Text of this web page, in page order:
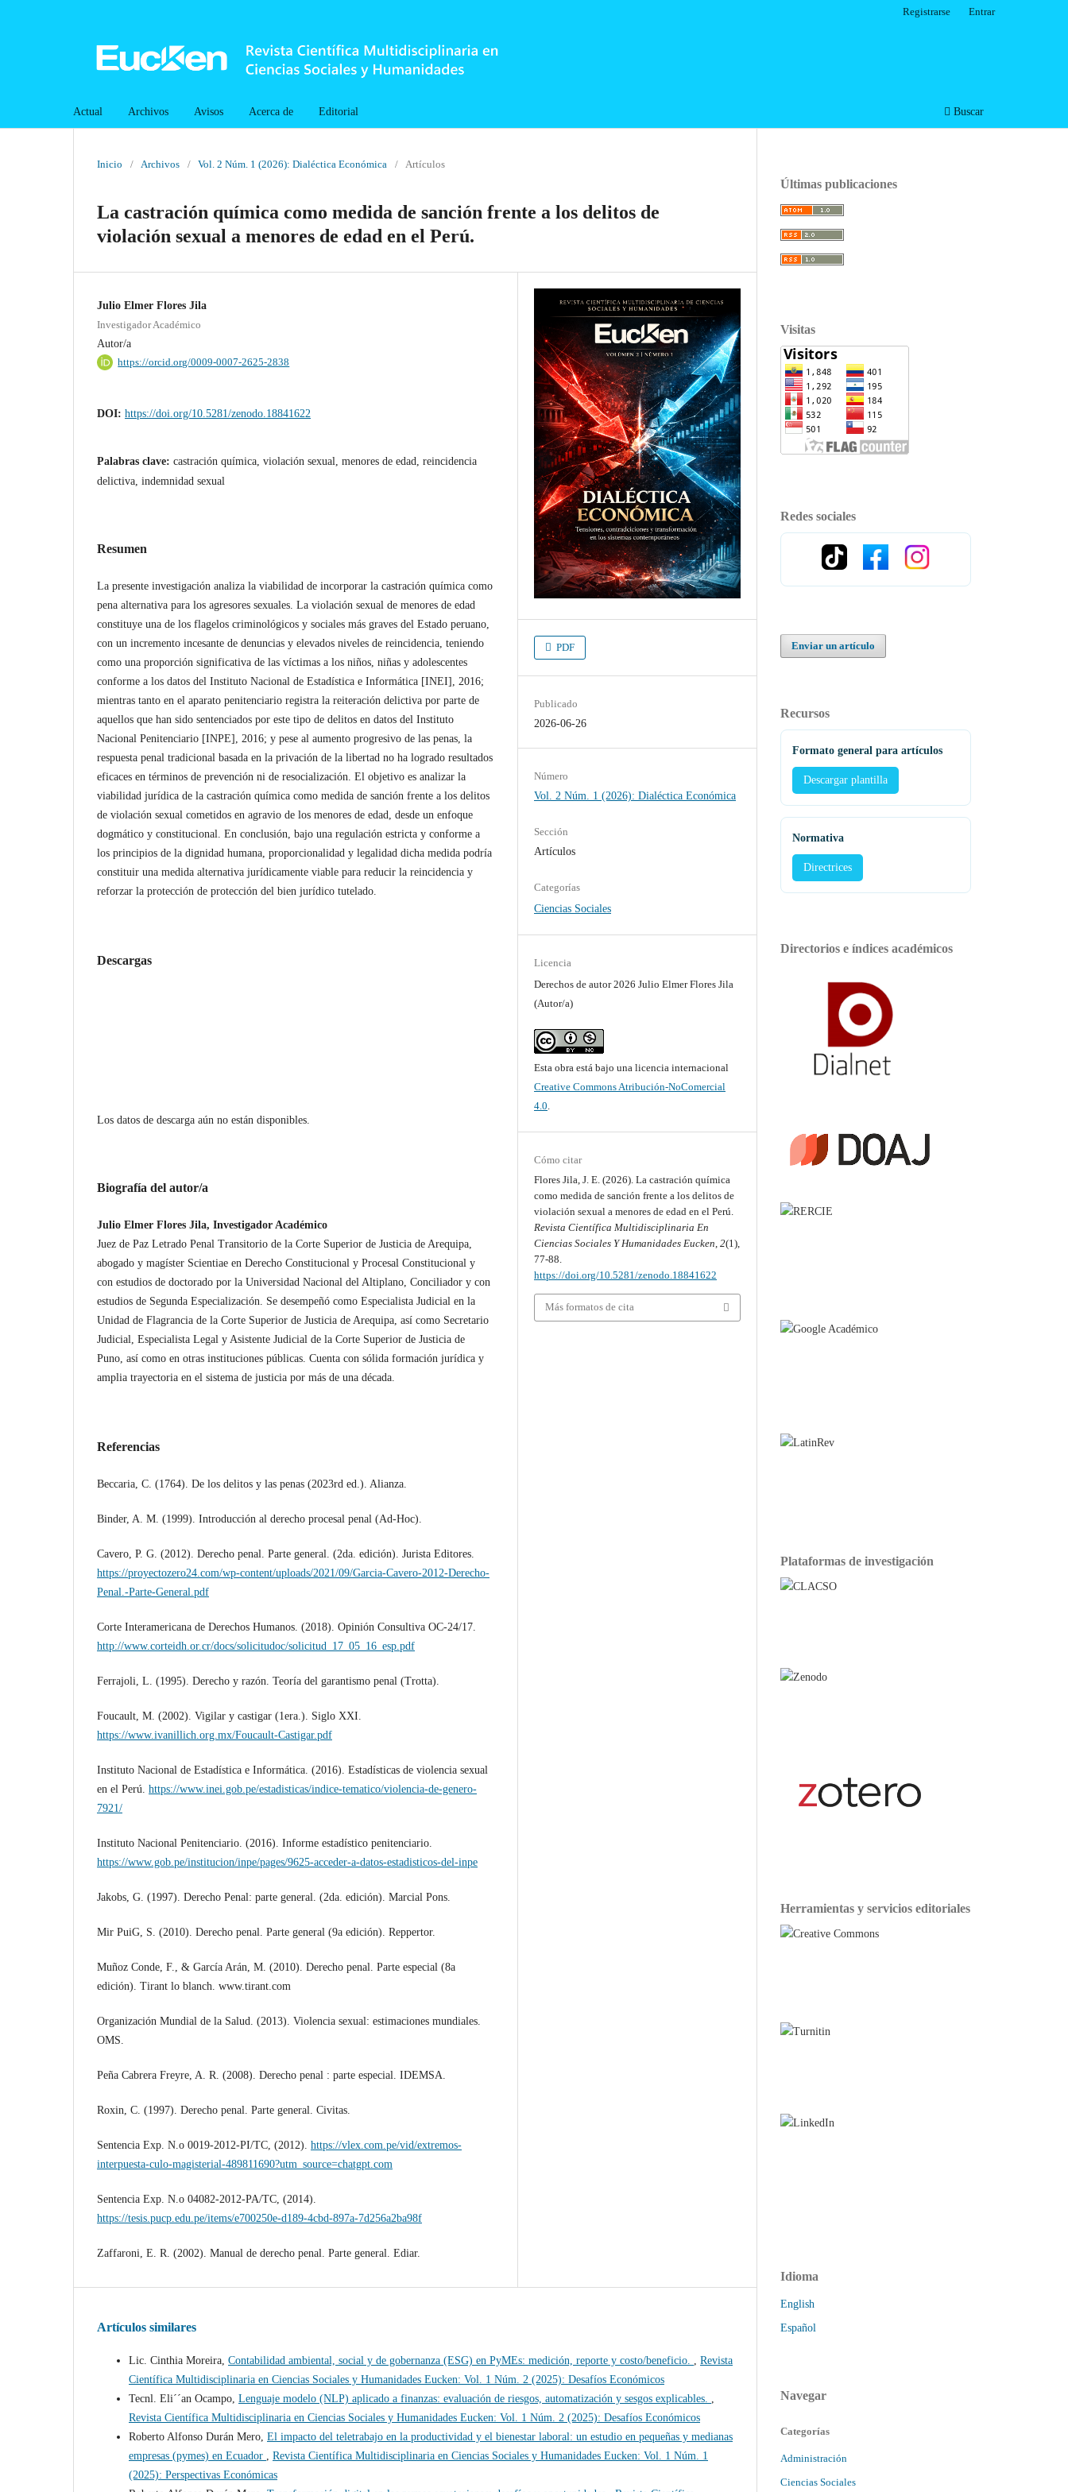
Actual Archivos Avisos Acerca de Editorial Buscar
Registrarse Entrar
Inicio / Archivos / Vol. 2 Núm. 1 (2026): Dialéctica Económica / Artículos
La castración química como medida de sanción frente a los delitos de
violación sexual a menores de edad en el Perú.
Julio Elmer Flores Jila
Investigador Académico
Autor/a
https://orcid.org/0009-0007-2625-2838
DOI: https://doi.org/10.5281/zenodo.18841622
Palabras clave: castración química, violación sexual, menores de edad, reincidencia
delictiva, indemnidad sexual
Resumen
La presente investigación analiza la viabilidad de incorporar la castración química como
pena alternativa para los agresores sexuales. La violación sexual de menores de edad
constituye una de los flagelos criminológicos y sociales más graves del Estado peruano,
con un incremento incesante de denuncias y elevados niveles de reincidencia, teniendo
como una proporción significativa de las víctimas a los niños, niñas y adolescentes
conforme a los datos del Instituto Nacional de Estadística e Informática [INEI], 2016;
mientras tanto en el aparato penitenciario registra la reiteración delictiva por parte de
aquellos que han sido sentenciados por este tipo de delitos en datos del Instituto
Nacional Penitenciario [INPE], 2016; y pese al aumento progresivo de las penas, la
respuesta penal tradicional basada en la privación de la libertad no ha logrado resultados
eficaces en términos de prevención ni de resocialización. El objetivo es analizar la
viabilidad jurídica de la castración química como medida de sanción frente a los delitos
de violación sexual cometidos en agravio de los menores de edad, desde un enfoque
dogmático y constitucional. En conclusión, bajo una regulación estricta y conforme a
los principios de la dignidad humana, proporcionalidad y legalidad dicha medida podría
constituir una medida alternativa jurídicamente viable para reducir la reincidencia y
reforzar la protección de protección del bien jurídico tutelado.
Descargas
Los datos de descarga aún no están disponibles.
Biografía del autor/a
Julio Elmer Flores Jila, Investigador Académico
Juez de Paz Letrado Penal Transitorio de la Corte Superior de Justicia de Arequipa,
abogado y magíster Scientiae en Derecho Constitucional y Procesal Constitucional y
con estudios de doctorado por la Universidad Nacional del Altiplano, Conciliador y con
estudios de Segunda Especialización. Se desempeñó como Especialista Judicial en la
Unidad de Flagrancia de la Corte Superior de Justicia de Arequipa, así como Secretario
Judicial, Especialista Legal y Asistente Judicial de la Corte Superior de Justicia de
Puno, así como en otras instituciones públicas. Cuenta con sólida formación jurídica y
amplia trayectoria en el sistema de justicia por más de una década.
Referencias
Beccaria, C. (1764). De los delitos y las penas (2023rd ed.). Alianza.
Binder, A. M. (1999). Introducción al derecho procesal penal (Ad-Hoc).
Cavero, P. G. (2012). Derecho penal. Parte general. (2da. edición). Jurista Editores.
https://proyectozero24.com/wp-content/uploads/2021/09/Garcia-Cavero-2012-Derecho-
Penal.-Parte-General.pdf
Corte Interamericana de Derechos Humanos. (2018). Opinión Consultiva OC-24/17.
http://www.corteidh.or.cr/docs/solicitudoc/solicitud_17_05_16_esp.pdf
Ferrajoli, L. (1995). Derecho y razón. Teoría del garantismo penal (Trotta).
Foucault, M. (2002). Vigilar y castigar (1era.). Siglo XXI.
https://www.ivanillich.org.mx/Foucault-Castigar.pdf
Instituto Nacional de Estadística e Informática. (2016). Estadísticas de violencia sexual
en el Perú. https://www.inei.gob.pe/estadisticas/indice-tematico/violencia-de-genero-
7921/
Instituto Nacional Penitenciario. (2016). Informe estadístico penitenciario.
https://www.gob.pe/institucion/inpe/pages/9625-acceder-a-datos-estadisticos-del-inpe
Jakobs, G. (1997). Derecho Penal: parte general. (2da. edición). Marcial Pons.
Mir PuiG, S. (2010). Derecho penal. Parte general (9a edición). Reppertor.
Muñoz Conde, F., & García Arán, M. (2010). Derecho penal. Parte especial (8a
edición). Tirant lo blanch. www.tirant.com
Organización Mundial de la Salud. (2013). Violencia sexual: estimaciones mundiales.
OMS.
Peña Cabrera Freyre, A. R. (2008). Derecho penal : parte especial. IDEMSA.
Roxin, C. (1997). Derecho penal. Parte general. Civitas.
Sentencia Exp. N.o 0019-2012-PI/TC, (2012). https://vlex.com.pe/vid/extremos-
interpuesta-culo-magisterial-489811690?utm_source=chatgpt.com
Sentencia Exp. N.o 04082-2012-PA/TC, (2014).
https://tesis.pucp.edu.pe/items/e700250e-d189-4cbd-897a-7d256a2ba98f
Zaffaroni, E. R. (2002). Manual de derecho penal. Parte general. Ediar.
PDF
Publicado
2026-06-26
Número
Vol. 2 Núm. 1 (2026): Dialéctica Económica
Sección
Artículos
Categorías
Ciencias Sociales
Licencia
Derechos de autor 2026 Julio Elmer Flores Jila
(Autor/a)
Esta obra está bajo una licencia internacional
Creative Commons Atribución-NoComercial
4.0.
Cómo citar
Flores Jila, J. E. (2026). La castración química
como medida de sanción frente a los delitos de
violación sexual a menores de edad en el Perú.
Revista Científica Multidisciplinaria En
Ciencias Sociales Y Humanidades Eucken,2(1),
77-88.
https://doi.org/10.5281/zenodo.18841622
Más formatos de cita
Artículos similares
Lic. Cinthia Moreira, Contabilidad ambiental, social y de gobernanza (ESG) en PyMEs: medición, reporte y costo/beneficio. , Revista
Científica Multidisciplinaria en Ciencias Sociales y Humanidades Eucken: Vol. 1 Núm. 2 (2025): Desafíos Económicos
Tecnl. Eli´´an Ocampo, Lenguaje modelo (NLP) aplicado a finanzas: evaluación de riesgos, automatización y sesgos explicables. ,
Revista Científica Multidisciplinaria en Ciencias Sociales y Humanidades Eucken: Vol. 1 Núm. 2 (2025): Desafíos Económicos
Roberto Alfonso Durán Mero, El impacto del teletrabajo en la productividad y el bienestar laboral: un estudio en pequeñas y medianas
empresas (pymes) en Ecuador , Revista Científica Multidisciplinaria en Ciencias Sociales y Humanidades Eucken: Vol. 1 Núm. 1
(2025): Perspectivas Económicas
Últimas publicaciones
Visitas
Redes sociales
Enviar un artículo
Recursos
Formato general para artículos
Descargar plantilla
Normativa
Directrices
Directorios e índices académicos
Plataformas de investigación
Herramientas y servicios editoriales
Idioma
English
Español
Navegar
Categorías
Administración
Ciencias Sociales